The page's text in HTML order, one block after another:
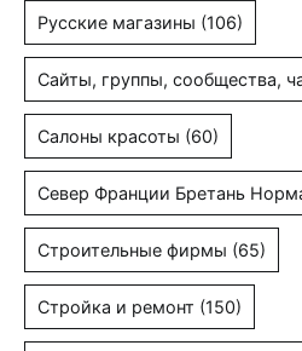
Русские магазины (106)
Сайты, группы, сообщества,
Салоны красоты (60)
Север Франции Бретань
Строительные фирмы (65)
Стройка и ремонт (150)